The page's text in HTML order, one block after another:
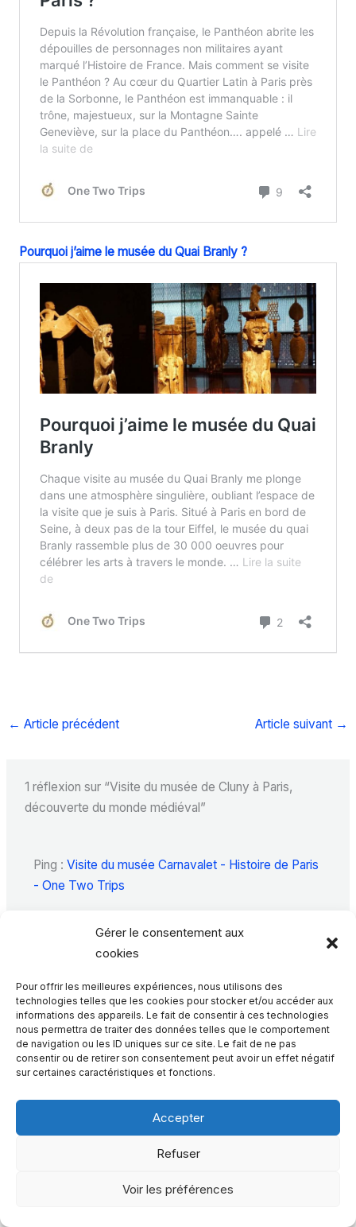
Gérer le consentement aux
cookies
Pour offrir les meilleures expériences, nous utilisons des
technologies telles que les cookies pour stocker et/ou accéder aux
informations des appareils. Le fait de consentir à ces technologies
nous permettra de traiter des données telles que le comportement
de navigation ou les ID uniques sur ce site. Le fait de ne pas
consentir ou de retirer son consentement peut avoir un effet négatif
sur certaines caractéristiques et fonctions.
Accepter
Refuser
Voir les préférences
Pourquoi j’aime le musée du Quai Branly ?
← Article précédent Article suivant →
1 réflexion sur “Visite du musée de Cluny à Paris,
découverte du monde médiéval”
Ping : Visite du musée Carnavalet - Histoire de Paris
- One Two Trips
Votre adresse e-mail ne sera pas publiée. Les
champs obligatoires sont indiqués avec*
Écrivez
ici…